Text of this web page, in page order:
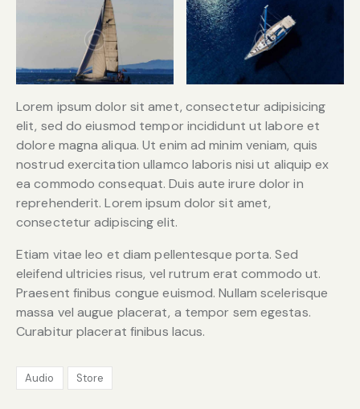
Lorem ipsum dolor sit amet, consectetur adipisicing
elit, sed do eiusmod tempor incididunt ut labore et
dolore magna aliqua. Ut enim ad minim veniam, quis
nostrud exercitation ullamco laboris nisi ut aliquip ex
ea commodo consequat. Duis aute irure dolor in
reprehenderit. Lorem ipsum dolor sit amet,
consectetur adipiscing elit.
Etiam vitae leo et diam pellentesque porta. Sed
eleifend ultricies risus, vel rutrum erat commodo ut.
Praesent finibus congue euismod. Nullam scelerisque
massa vel augue placerat, a tempor sem egestas.
Curabitur placerat finibus lacus.
Audio Store